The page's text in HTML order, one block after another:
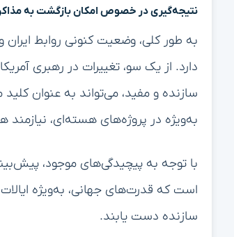
نتیجه‌گیری در خصوص امکان بازگشت به
به طور کلی، وضعیت کنونی روابط ایران
دارد. از یک سو، تغییرات در رهبری
سازنده و مفید، می‌تواند به عنوان
به‌ویژه در پروژه‌های هسته‌ای،
با توجه به پیچیدگی‌های موجود،
است که قدرت‌های جهانی، به‌ویژه
سازنده دست یابند.